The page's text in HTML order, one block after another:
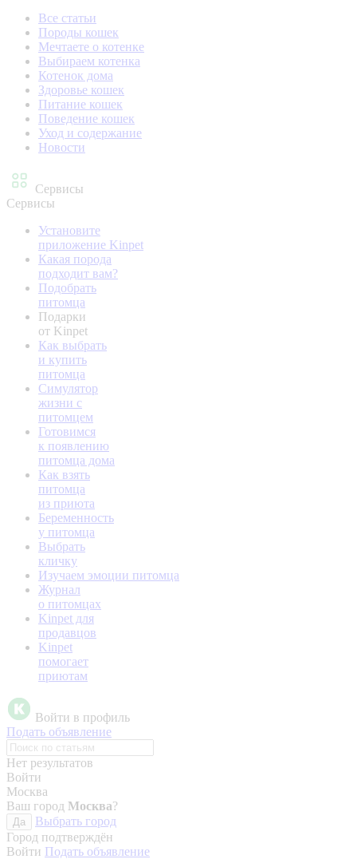
Все статьи
Породы кошек
Мечтаете о котенке
Выбираем котенка
Котенок дома
Здоровье кошек
Питание кошек
Поведение кошек
Уход и содержание
Новости
Сервисы
Сервисы
Установите
приложение Kinpet
Какая порода
подходит вам?
Подобрать
питомца
Подарки
от Kinpet
Как выбрать
и купить
питомца
Симулятор
жизни с
питомцем
Готовимся
к появлению
питомца дома
Как взять
питомца
из приюта
Беременность
у питомца
Выбрать
кличку
Изучаем эмоции питомца
Журнал
о питомцах
Kinpet для
продавцов
Kinpet
помогает
приютам
Войти в профиль
Подать объявление
Нет результатов
Войти
Москва
Ваш город Москва?
Да
Выбрать город
Город подтверждён
Войти Подать объявление